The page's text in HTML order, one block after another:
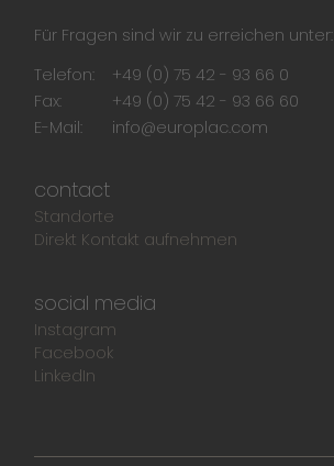
Für Fragen sind wir zu erreichen unter:
Telefon:
+49 (0) 75 42 - 93 66 0
Fax:
+49 (0) 75 42 - 93 66 60
E-Mail:
info@europlac.com
contact
Standorte
Direkt Kontakt aufnehmen
social media
Instagram
Facebook
LinkedIn